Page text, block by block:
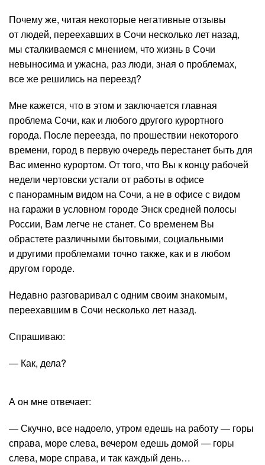
Почему же, читая некоторые негативные отзывы
от людей, переехавших в Сочи несколько лет назад,
мы сталкиваемся с мнением, что жизнь в Сочи
невыносима и ужасна, раз люди, зная о проблемах,
все же решились на переезд?
Мне кажется, что в этом и заключается главная
проблема Сочи, как и любого другого курортного
города. После переезда, по прошествии некоторого
времени, город в первую очередь перестанет быть для
Вас именно курортом. От того, что Вы к концу рабочей
недели чертовски устали от работы в офисе
с панорамным видом на Сочи, а не в офисе с видом
на гаражи в условном городе Энск средней полосы
России, Вам легче не станет. Со временем Вы
обрастете различными бытовыми, социальными
и другими проблемами точно также, как и в любом
другом городе.
Недавно разговаривал с одним своим знакомым,
переехавшим в Сочи несколько лет назад.
Спрашиваю:
— Как, дела?
А он мне отвечает:
— Скучно, все надоело, утром едешь на работу — горы
справа, море слева, вечером едешь домой — горы
слева, море справа, и так каждый день…